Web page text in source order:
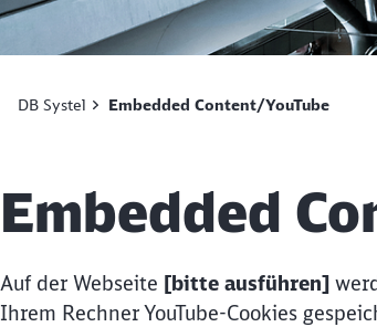
DB Systel Embedded Content/YouTube
Embedded
Auf der Webseite [bitte ausführen]
Ihrem Rechner YouTube-Cookies